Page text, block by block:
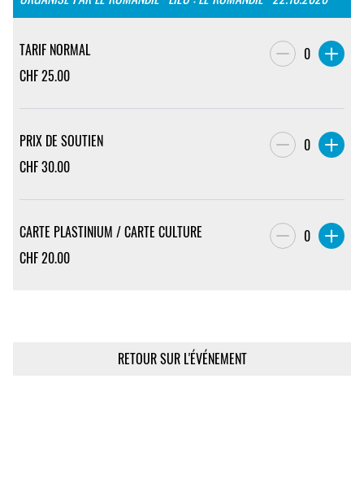
TARIF NORMAL
CHF25.00
0
PRIX DE SOUTIEN
CHF30.00
0
CARTE PLASTINIUM / CARTE CULTURE
CHF20.00
0
RETOUR SUR L'ÉVÉNEMENT